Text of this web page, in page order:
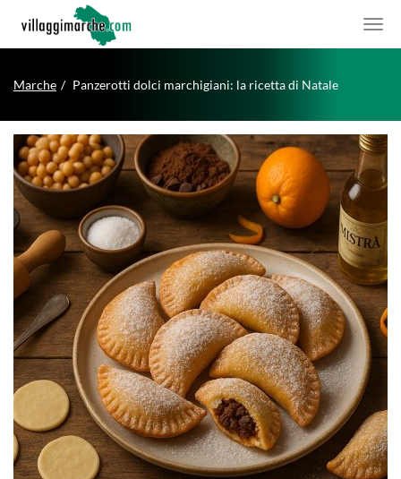
Marche Panzerotti dolci marchigiani: la ricetta di Natale